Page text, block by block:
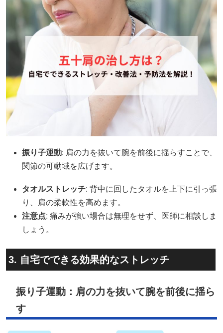
振り子運動: 肩の力を抜いて腕を前後に揺らすことで、
関節の可動域を広げます。
タオルストレッチ: 背中に回したタオルを上下に引っ張
り、肩の柔軟性を高めます。
注意点: 痛みが強い場合は無理をせず、医師に相談しま
しょう。
3. 自宅でできる効果的なストレッチ
振り子運動：肩の力を抜いて腕を前後に揺ら
す